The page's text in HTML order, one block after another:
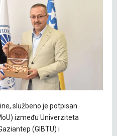
službeno je potpisan
između Univerziteta
(GIBTU) i